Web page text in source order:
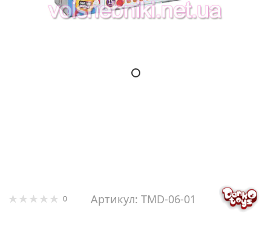
0 Артикул: TMD-06-01